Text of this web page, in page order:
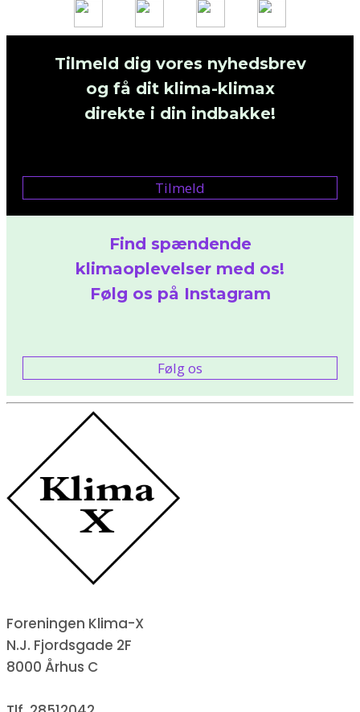
Tilmeld dig vores nyhedsbrev
og få dit klima-klimax
direkte i din indbakke!
Tilmeld
Find spændende
klimaoplevelser med os!
Følg os på Instagram
Følg os
Foreningen Klima-X
N.J. Fjordsgade 2F
8000 Århus C